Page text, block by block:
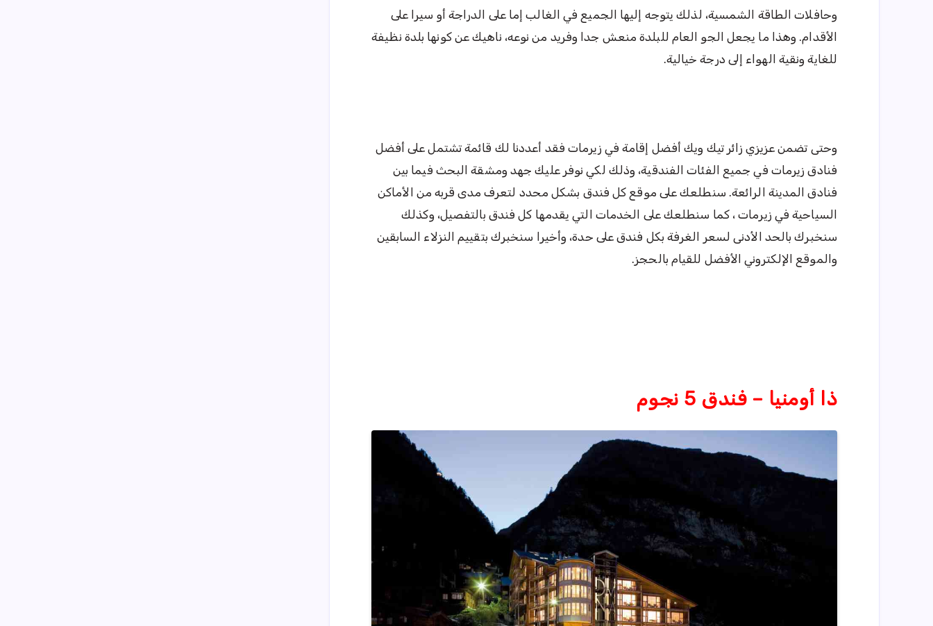
وحافلات الطاقة الشمسية، لذلك يتوجه إليها الجميع في الغالب إما على الدراجة أو سيرا على
الأقدام. وهذا ما يجعل الجو العام للبلدة منعش جدا وفريد من نوعه، ناهيك عن كونها بلدة نظيفة
للغاية ونقية الهواء إلى درجة خيالية.
وحتى تضمن عزيزي زائر تيك ويك أفضل إقامة في زيرمات فقد أعددنا لك قائمة تشتمل على أفضل
فنادق زيرمات في جميع الفئات الفندقية، وذلك لكي نوفر عليك جهد ومشقة البحث فيما بين
فنادق المدينة الرائعة. سنطلعك على موقع كل فندق بشكل محدد لتعرف مدى قربه من الأماكن
السياحية في زيرمات ، كما سنطلعك على الخدمات التي يقدمها كل فندق بالتفصيل، وكذلك
سنخبرك بالحد الأدنى لسعر الغرفة بكل فندق على حدة، وأخيرا سنخبرك بتقييم النزلاء السابقين
والموقع الإلكتروني الأفضل للقيام بالحجز.
ذا أومنيا – فندق 5 نجوم